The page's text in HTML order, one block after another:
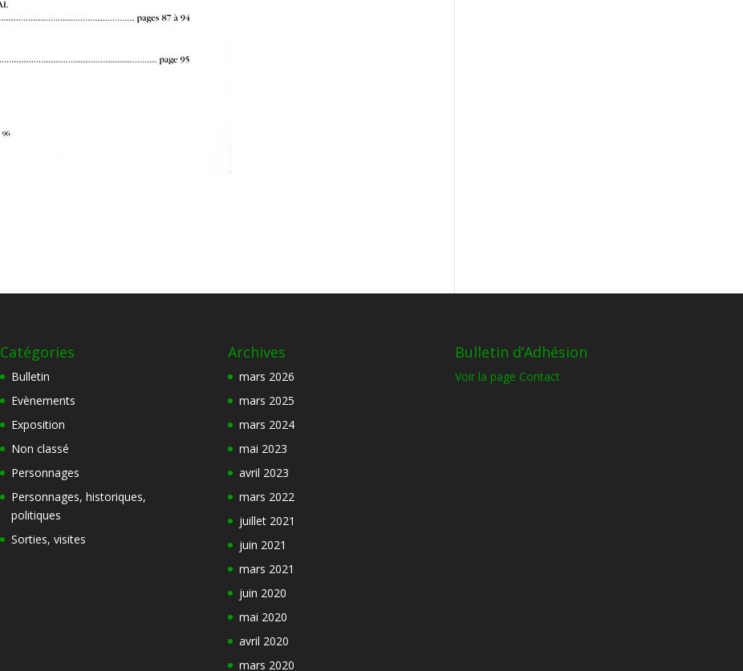
Catégories
Bulletin
Evènements
Exposition
Non classé
Personnages
Personnages, historiques,
politiques
Sorties, visites
Archives
mars 2026
mars 2025
mars 2024
mai 2023
avril 2023
mars 2022
juillet 2021
juin 2021
mars 2021
juin 2020
mai 2020
avril 2020
mars 2020
Bulletin d’Adhésion
Voir la page Contact